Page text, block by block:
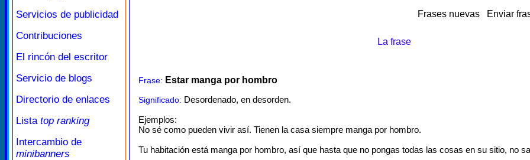
Servicios de publicidad
Contribuciones
El rincón del escritor
Servicio de blogs
Directorio de enlaces
Lista top ranking
Intercambio de
minibanners
Frases nuevas Enviar
La frase
Frase: Estar manga por hombro
Significado: Desordenado, en desorden.
Ejemplos:
No sé como pueden vivir así. Tienen la casa siempre manga por hombro.
Tu habitación está manga por hombro, así que hasta que no pongas todas las cosas en su sitio, no